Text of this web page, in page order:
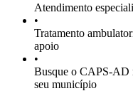
Atendimento
•
Tratamento
apoio
•
Busque o CAPS-AD
seu município